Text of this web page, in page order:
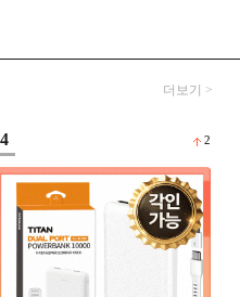
더보기 >
4 2